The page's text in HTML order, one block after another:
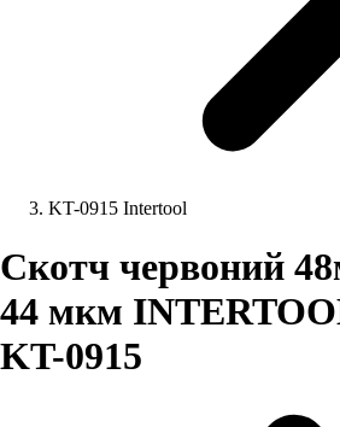
KT-0915 Intertool
Скотч червоний
44 мкм
KT-0915